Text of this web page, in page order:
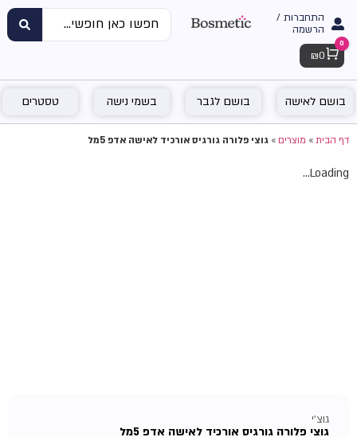
התחברות /
הרשמה
Cart
0
₪ 0
בושם לאישה בושם לגבר בשמי נישה טסטרים
דף הבית»מוצרים»גוצי פלורה גורגיס אורכיד לאישה אדפ 5מל
Loading...
גוצ'י
גוצי פלורה גורגיס אורכיד לאישה אדפ 5מל